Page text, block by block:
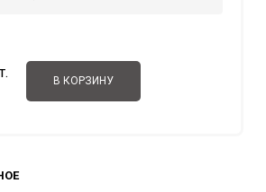
В КОРЗИНУ